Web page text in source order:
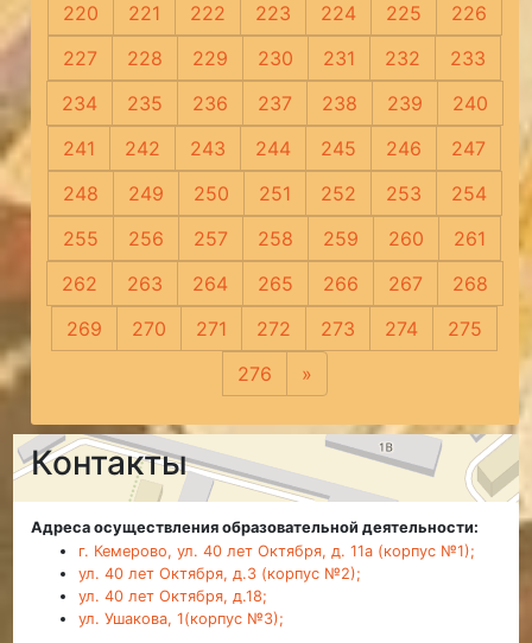
220
221 222 223 224 225
226
227
228 229 230 231 232
233
234
235 236 237 238 239
240
241
242 243 244 245 246
247
248
249 250 251 252 253
254
255
256 257 258 259 260
261
262
263 264 265 266 267
268
269
270 271 272 273 274
275
276
»
Контакты
Адреса осуществления образовательной деятельности:
г. Кемерово, ул. 40 лет Октября, д. 11а (корпус №1);
ул. 40 лет Октября, д.3 (корпус №2);
ул. 40 лет Октября, д.18;
ул. Ушакова, 1(корпус №3);